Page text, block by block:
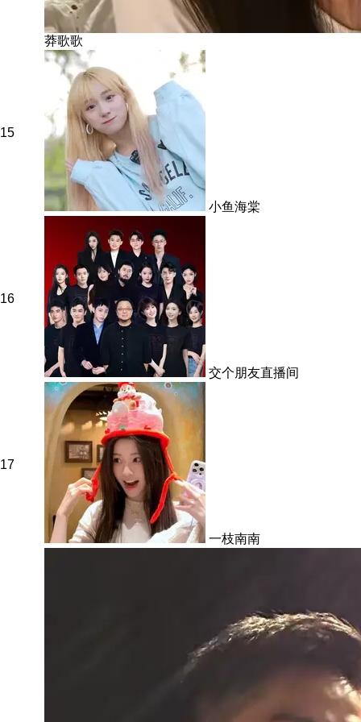
莽歌歌
15
小鱼海棠
16
交个朋友直播间
17
一枝南南